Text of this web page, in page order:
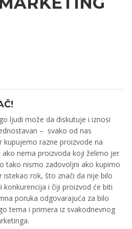
!
ljudi može da diskutuje i iznosi
– svako od nas
razne proizvode na
nema proizvoda koji želimo jer
tako nismo zadovoljni ako kupimo
rok, što znači da nije bilo
i čiji proizvod će biti
poruka odgovarajuća za bilo
tema i primera iz svakodnevnog